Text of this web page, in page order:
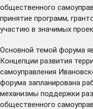
общественного
принятие программ,
участию в значимых
Основной темой форума
Концепции развития
самоуправления
форума запланирована
механизмы поддержки
общественного